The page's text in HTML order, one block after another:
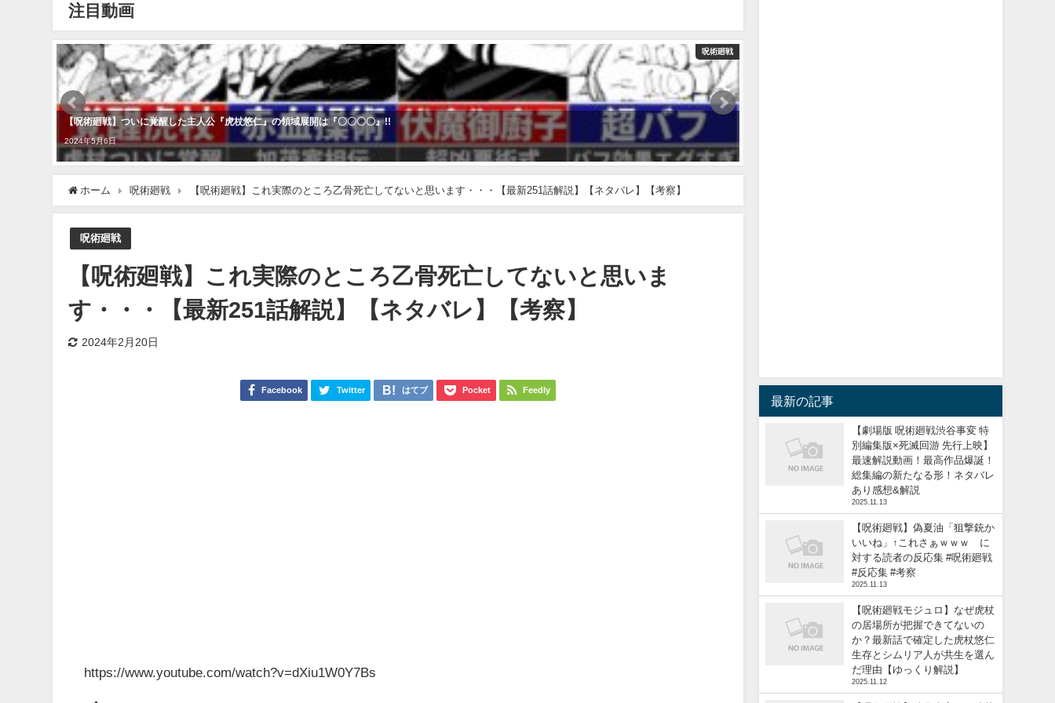
注目動画
呪術廻戦
【呪術廻戦】ついに覚醒した主人公『虎杖悠仁』の領域展開は『〇〇〇〇』!!
2024年5月6日
ホーム 呪術廻戦 【呪術廻戦】これ実際のところ乙骨死亡してないと思います・・・【最新251話解説】【ネタバレ】【考察】
呪術廻戦
【呪術廻戦】これ実際のところ乙骨死亡してないと思いま
す・・・【最新251話解説】【ネタバレ】【考察】
2024年2月20日
Facebook Twitter はてブ Pocket Feedly
https://www.youtube.com/watch?v=dXiu1W0Y7Bs
最新の記事
【劇場版 呪術廻戦渋谷事変 特
別編集版×死滅回游 先行上映】
最速解説動画！最高作品爆誕！
総集編の新たなる形！ネタバレ
あり感想&解説
2025.11.13
【呪術廻戦】偽夏油「狙撃銃か
いいね」↑これさぁｗｗｗ に
対する読者の反応集 #呪術廻戦
#反応集 #考察
2025.11.13
【呪術廻戦モジュロ】なぜ虎杖
の居場所が把握できてないの
か？最新話で確定した虎杖悠仁
生存とシムリア人が共生を選ん
だ理由【ゆっくり解説】
2025.11.12